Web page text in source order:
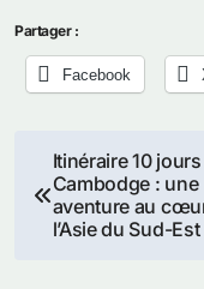
Partager :
Facebook
Navigation
de
Itinéraire 10
Cambodge : une
aventure au
l’Asie du Sud-Est